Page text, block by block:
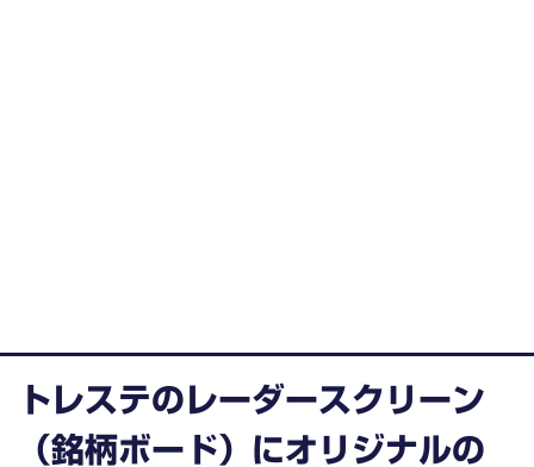
トレステのレーダースクリーン
（銘柄ボード）にオリジナルの